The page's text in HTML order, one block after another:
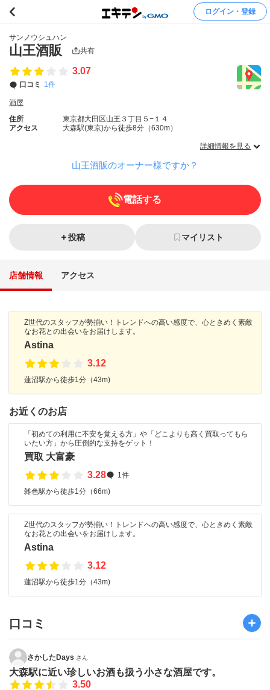
ログイン・登録
サンノウシュハン
山王酒販 共有
3.07
口コミ 1件
酒屋
住所
東京都大田区山王３丁目５−１４
アクセス
大森駅(東京)から徒歩8分（630m）
詳細情報を見る
山王酒販のオーナー様ですか？
電話する
投稿 マイリスト
店舗情報 アクセス
Z世代のスタッフが勢揃い！トレンドへの高い感度で、心ときめく素敵
なお花との出会いをお届けします。
Astina
3.12
蓮沼駅から徒歩1分（43m)
お近くのお店
「初めての利用に不安を覚える方」や「どこよりも高く買取ってもら
いたい方」から圧倒的な支持をゲット！
買取 大富豪
3.28
1件
雑色駅から徒歩1分（66m)
Z世代のスタッフが勢揃い！トレンドへの高い感度で、心ときめく素敵
なお花との出会いをお届けします。
Astina
3.12
蓮沼駅から徒歩1分（43m)
口コミ
さかしたDays さん
大森駅に近い珍しいお酒も扱う小さな酒屋です。
3.50